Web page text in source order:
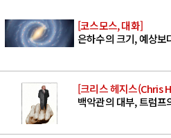
[코스모스, 대화]
은하수의 크기, 예상보
[크리스 헤지스(Chris
백악관의 대부, 트럼프